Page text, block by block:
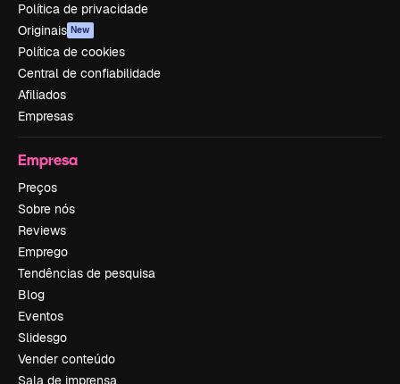
Política de privacidade
Originais New
Política de cookies
Central de confiabilidade
Afiliados
Empresas
Empresa
Preços
Sobre nós
Reviews
Emprego
Tendências de pesquisa
Blog
Eventos
Slidesgo
Vender conteúdo
Sala de imprensa